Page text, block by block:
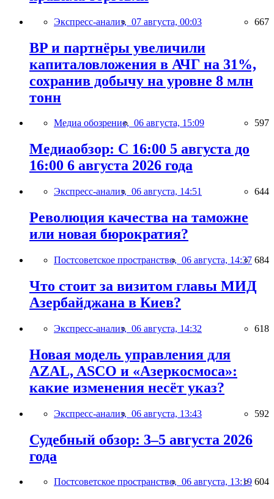
Экспресс-анализ, 07 августа, 00:03 667
BP и партнёры увеличили
капиталовложения в АЧГ на 31%,
сохранив добычу на уровне 8 млн
тонн
Медиа обозрение, 06 августа, 15:09 597
Медиаобзор: С 16:00 5 августа до
16:00 6 августа 2026 года
Экспресс-анализ, 06 августа, 14:51 644
Революция качества на таможне
или новая бюрократия?
Постсоветское пространство, 06 августа, 14:37 684
Что стоит за визитом главы МИД
Азербайджана в Киев?
Экспресс-анализ, 06 августа, 14:32 618
Новая модель управления для
AZAL, ASCO и «Азеркосмоса»:
какие изменения несёт указ?
Экспресс-анализ, 06 августа, 13:43 592
Судебный обзор: 3–5 августа 2026
года
Постсоветское пространство, 06 августа, 13:19 604